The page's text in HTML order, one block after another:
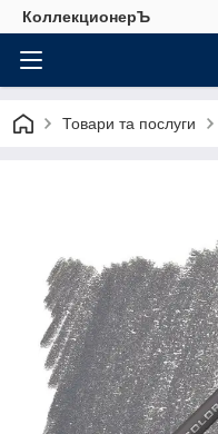
КоллекционерЪ
Товари та послуги